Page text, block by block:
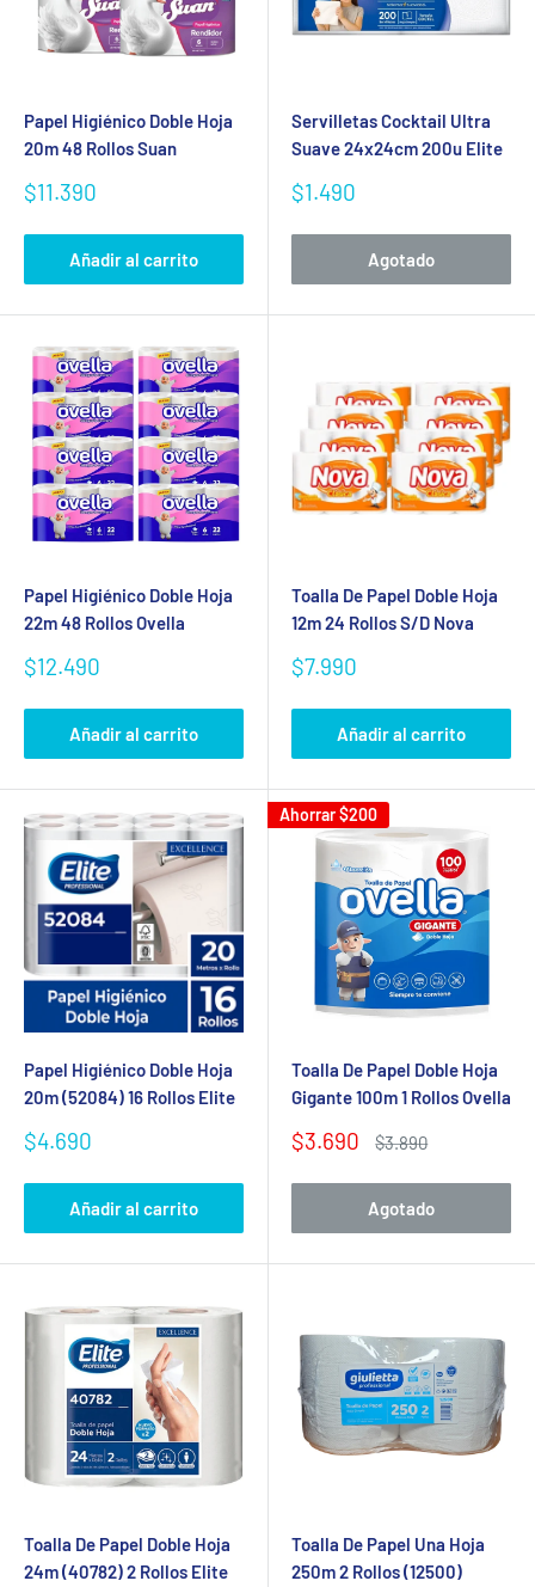
Papel Higiénico Doble Hoja
20m 48 Rollos Suan
Precio
venta
$11.390
Añadir al carrito
Servilletas Cocktail Ultra
Suave 24x24cm 200u Elite
Precio
venta
$1.490
Agotado
Papel Higiénico Doble Hoja
22m 48 Rollos Ovella
Precio
venta
$12.490
Añadir al carrito
Toalla De Papel Doble Hoja
12m 24 Rollos S/D Nova
Precio
venta
$7.990
Añadir al carrito
Papel Higiénico Doble Hoja
20m (52084) 16 Rollos Elite
Precio
venta
$4.690
Añadir al carrito
Ahorrar$200
Toalla De Papel Doble Hoja
Gigante 100m 1 Rollos Ovella
Precio
venta
$3.690
Precio
$3.890
Agotado
Toalla De Papel Doble Hoja
24m (40782) 2 Rollos Elite
Toalla De Papel Una Hoja
250m 2 Rollos (12500)
Inicie sesión en su cuenta para agregar productos a su
lista de deseos y ver los artículos guardados
anteriormente.
Acceso